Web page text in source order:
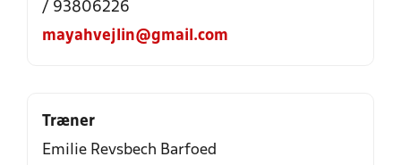
/ 93806226
mayahvejlin@gmail.com
Træner
Emilie Revsbech Barfoed